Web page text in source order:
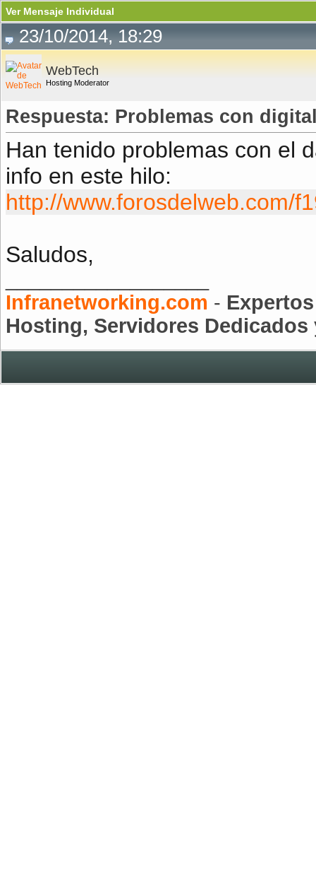
Ver Mensaje Individual
23/10/2014, 18:29
WebTech
Hosting Moderator
Respuesta: Problemas con
Han tenido problemas con el
info en este hilo:
http://www.forosdelweb.com/
Saludos,
Infranetworking.com -
Hosting, Servidores